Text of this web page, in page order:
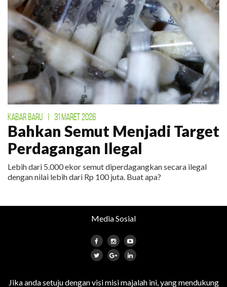
KABAR BARU 31 MARET 2026
Bahkan Semut Menjadi Target
Perdagangan Ilegal
Lebih dari 5.000 ekor semut diperdagangkan secara ilegal
dengan nilai lebih dari Rp 100 juta. Buat apa?
Media Sosial
Jika anda setuju dengan visi misi majalah ini, yang mendukung